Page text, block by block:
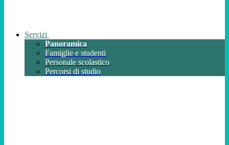
Servizi
Panoramica
Famiglie e studenti
Personale scolastico
Percorsi di studio